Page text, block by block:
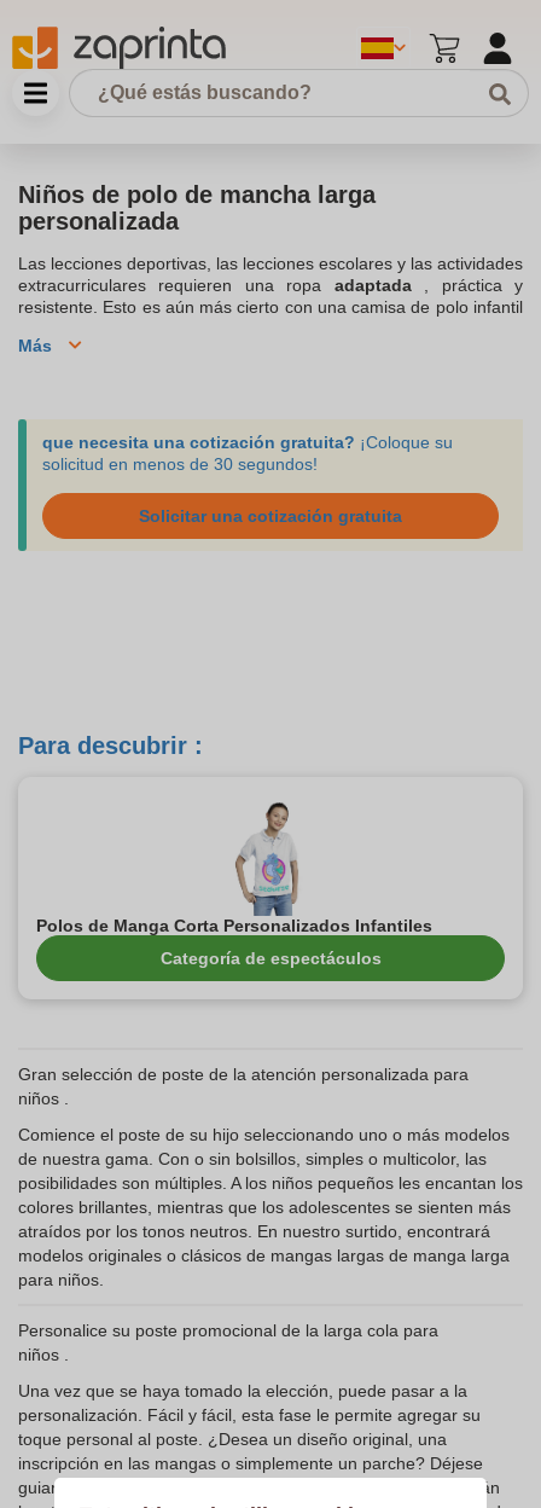
Niños de polo de mancha larga
personalizada
Las lecciones deportivas, las lecciones escolares y las actividades
extracurriculares requieren una ropa adaptada
, práctica y
resistente. Esto es aún más cierto con una camisa de polo infantil
de niños personalizados
amigos. Nuestro servicio al cliente está a su disposición para
guiarlo durante su investigación. Póngase en contacto con ellos
por gato, teléfono, envíe un correo electrónico a
Más
que necesita una cotización gratuita? ¡Coloque su
solicitud en menos de 30 segundos!
Solicitar una cotización gratuita
Para descubrir :
Polos de Manga Corta Personalizados Infantiles
Categoría de espectáculos
Gran selección de poste de la atención personalizada para
niños .
Comience el poste de su hijo seleccionando uno o más modelos
de nuestra gama. Con o sin bolsillos, simples o multicolor, las
posibilidades son múltiples. A los niños pequeños les encantan los
colores brillantes, mientras que los adolescentes se sienten más
atraídos por los tonos neutros. En nuestro surtido, encontrará
modelos originales o clásicos de mangas largas de manga larga
para niños.
Personalice su poste promocional de la larga cola para
niños .
Una vez que se haya tomado la elección, puede pasar a la
personalización. Fácil y fácil, esta fase le permite agregar su
toque personal al poste. ¿Desea un diseño original, una
inscripción en las mangas o simplemente un parche? Déjese
guiarse por sus deseos. Nuestros expertos en gráficos crearán